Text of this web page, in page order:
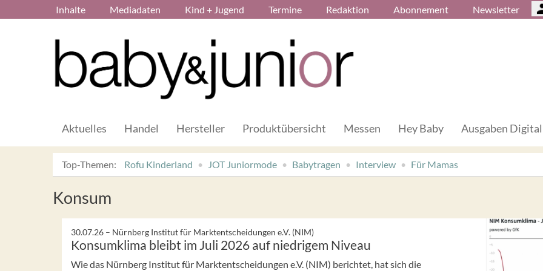
Inhalte Mediadaten Kind + Jugend Termine Redaktion Abonnement Newsletter
Aktuelles Handel Hersteller Produktübersicht Messen Hey Baby Ausgaben Digital
Top-Themen: Rofu Kinderland JOT Juniormode Babytragen Interview Für Mamas
Konsum
30.07.26 – Nürnberg Institut für Marktentscheidungen e.V. (NIM)
Konsumklima bleibt im Juli 2026 auf niedrigem Niveau
Wie das Nürnberg Institut für Marktentscheidungen e.V. (NIM) berichtet, hat sich die